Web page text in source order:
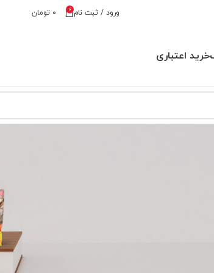
ورود / ثبت نام 0 ۰ تومان
خرید اعتباری